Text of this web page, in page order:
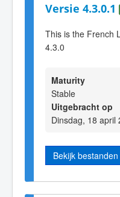
Versie 4.3.0.1
This is the French
4.3.0
Maturity
Stable
Uitgebracht op
Dinsdag, 18 april
Bekijk bestanden